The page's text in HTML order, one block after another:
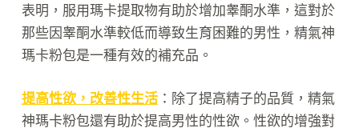
表明，服用瑪卡提取物有助於增加睾酮水準，這對於
那些因睾酮水準較低而導致生育困難的男性，精氣神
瑪卡粉包是一種有效的補充品。
提高性欲，改善性生活：除了提高精子的品質，精氣
神瑪卡粉包還有助於提高男性的性欲。性欲的增強對